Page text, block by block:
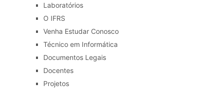
Laboratórios
O IFRS
Venha Estudar Conosco
Técnico em Informática
Documentos Legais
Docentes
Projetos